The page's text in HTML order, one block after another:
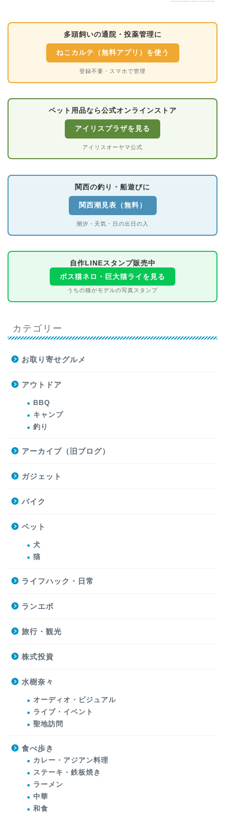
多頭飼いの通院・投薬管理に
ねこカルテ（無料アプリ）を使う
登録不要・スマホで管理
ペット用品なら公式オンラインストア
アイリスプラザを見る
アイリスオーヤマ公式
関西の釣り・船遊びに
関西潮見表（無料）
潮汐・天気・日の出日の入
自作LINEスタンプ販売中
ボス猫ネロ・巨大猫ライを見る
うちの猫がモデルの写真スタンプ
カテゴリー
お取り寄せグルメ
アウトドア
BBQ
キャンプ
釣り
アーカイブ（旧ブログ）
ガジェット
バイク
ペット
犬
猫
ライフハック・日常
ランエボ
旅行・観光
株式投資
水樹奈々
オーディオ・ビジュアル
ライブ・イベント
聖地訪問
食べ歩き
カレー・アジアン料理
ステーキ・鉄板焼き
ラーメン
中華
和食